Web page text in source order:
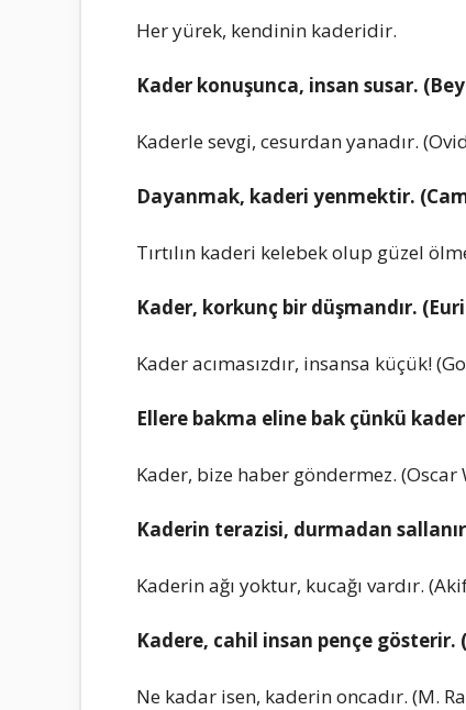
Her yürek, kendinin kaderidir.
Kader konuşunca, insan susar.
Kaderle sevgi, cesurdan yanadır.
Dayanmak, kaderi yenmektir.
Tırtılın kaderi kelebek olup güzel
Kader, korkunç bir düşmandır.
Kader acımasızdır, insansa küçük!
Ellere bakma eline bak çünkü
Kader, bize haber göndermez. (Oscar
Kaderin terazisi, durmadan
Kaderin ağı yoktur, kucağı vardır.
Kadere, cahil insan pençe gösterir.
Ne kadar isen, kaderin oncadır. (M.